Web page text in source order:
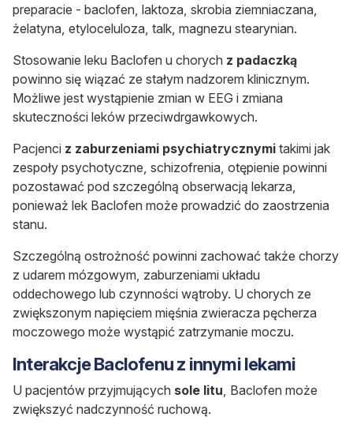
preparacie - baclofen, laktoza, skrobia ziemniaczana,
żelatyna, etyloceluloza, talk, magnezu stearynian.
Stosowanie leku Baclofen u chorych z padaczką
powinno się wiązać ze stałym nadzorem klinicznym.
Możliwe jest wystąpienie zmian w EEG i zmiana
skuteczności leków przeciwdrgawkowych.
Pacjenci z zaburzeniami psychiatrycznymi takimi jak
zespoły psychotyczne, schizofrenia, otępienie powinni
pozostawać pod szczególną obserwacją lekarza,
ponieważ lek Baclofen może prowadzić do zaostrzenia
stanu.
Szczególną ostrożność powinni zachować także chorzy
z udarem mózgowym, zaburzeniami układu
oddechowego lub czynności wątroby. U chorych ze
zwiększonym napięciem mięśnia zwieracza pęcherza
moczowego może wystąpić zatrzymanie moczu.
Interakcje Baclofenu z innymi lekami
U pacjentów przyjmujących sole litu, Baclofen może
zwiększyć nadczynność ruchową.